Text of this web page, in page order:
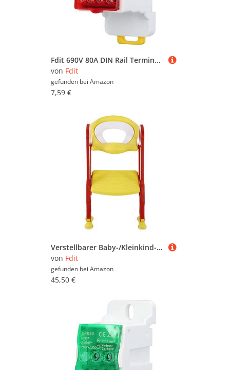
Fdit 690V 80A DIN Rail Terminal Verteiler Kasten, Feuerfester PA66 Spalt Barer Verbindungs Block mit Messing Leiter für Hochspannung Schränke Haus Geräte (Rot)
von Fdit
gefunden bei Amazon
7,59 €
Verstellbarer Baby-/Kleinkind-Toilettenstuhl, Leiter, Sicherheits-Töpfchen-Trainingssitz, Design mit Doppelter Armlehne, Unterstützt Unabhängige Toilettengewohnheiten (rötliches
von Fdit
gefunden bei Amazon
45,50 €